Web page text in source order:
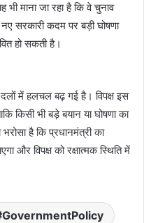
माना जा रहा है कि वे चुनाव
सरकारी कदम पर बड़ी घोषणा
हो सकती है।
में हलचल बढ़ गई है। विपक्ष इस
किसी भी बड़े बयान या घोषणा का
है कि प्रधानमंत्री का
और विपक्ष को रक्षात्मक स्थिति में
GovernmentPolicy